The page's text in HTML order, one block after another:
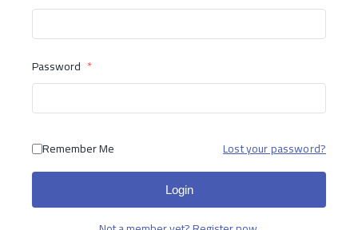
Password *
Remember Me Lost your password?
Login